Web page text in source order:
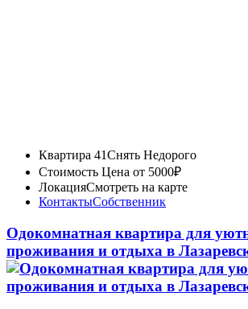
Квартира 41Снять Недорого
Стоимость Цена от 5000₽
ЛокацияСмотреть на карте
КонтактыСобственник
Одокомнатная квартира для
проживания и отдыха в